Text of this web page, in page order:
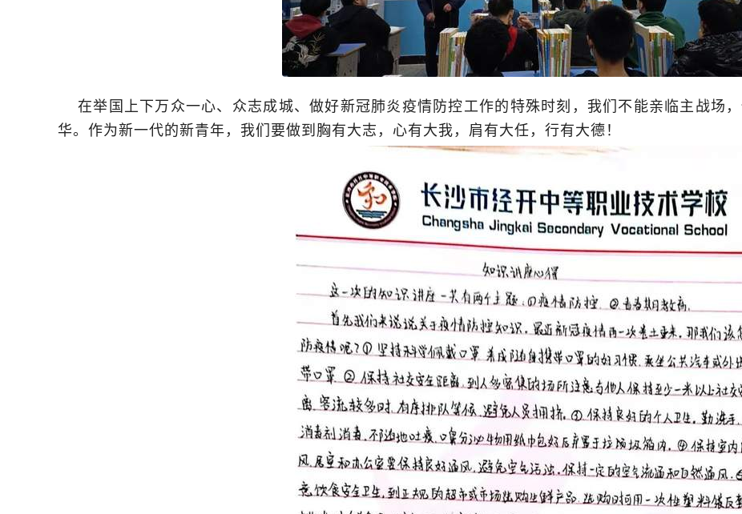
在举国上下万众一心、众志成城、做好新冠肺炎疫情防控工作的特殊时刻，我们不能亲临主战场
华。作为新一代的新青年，我们要做到胸有大志，心有大我，肩有大任，行有大德！